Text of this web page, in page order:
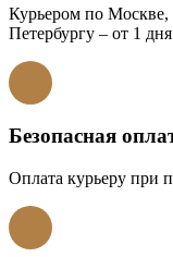
Курьером по Москве,
Петербургу – от 1
Безопасная
Оплата курьеру при